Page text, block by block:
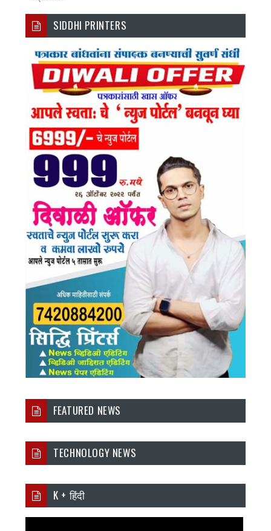
SIDDHI PRINTERS
FEATURED NEWS
TECHNOLOGY NEWS
K + हिंदी